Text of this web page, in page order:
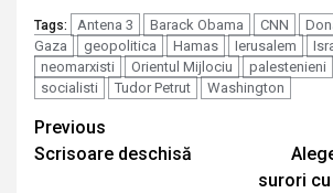
Tags: Antena 3 Barack Obama CNN
Gaza
geopolitica Hamas Ierusalem
neomarxisti
Orientul Mijlociu palestenieni
socialisti
Tudor Petrut Washington
Continue
Reading
Previous
Scrisoare deschisă
surori